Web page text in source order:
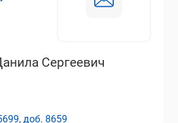
Сергеевич
доб. 8659